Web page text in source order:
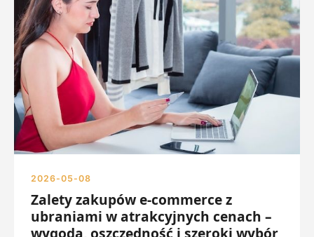
2026-05-08
Zalety zakupów e-commerce z
ubraniami w atrakcyjnych cenach –
wygoda, oszczędność i szeroki wybór